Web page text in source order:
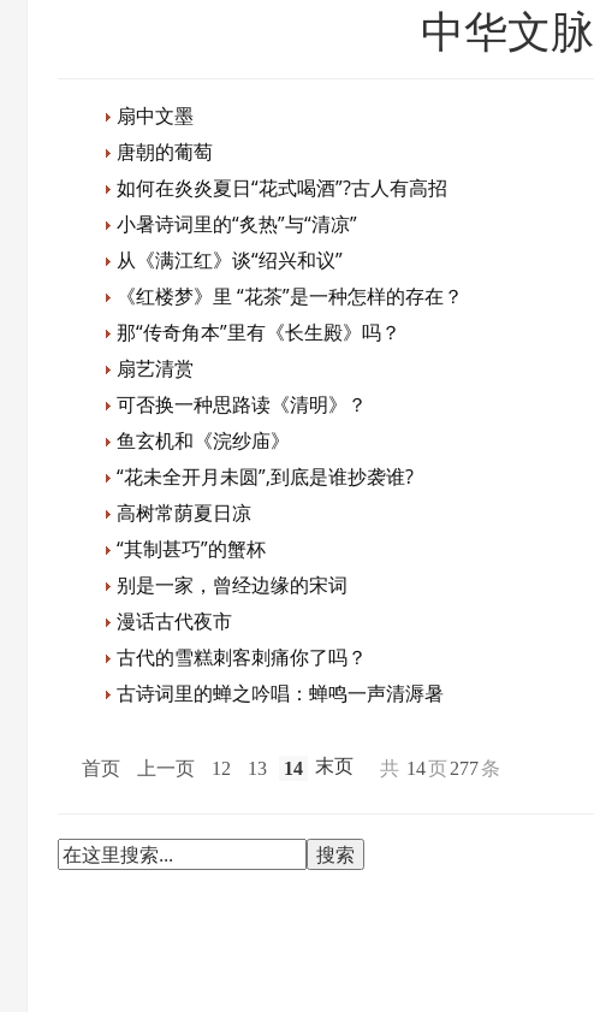
中华文
扇中文墨
唐朝的葡萄
如何在炎炎夏日“花式喝酒”?古人有高招
小暑诗词里的“炙热”与“清凉”
从《满江红》谈“绍兴和议”
《红楼梦》里 “花茶”是一种怎样的存在？
那“传奇角本”里有《长生殿》吗？
扇艺清赏
可否换一种思路读《清明》？
鱼玄机和《浣纱庙》
“花未全开月未圆”,到底是谁抄袭谁?
高树常荫夏日凉
“其制甚巧”的蟹杯
别是一家，曾经边缘的宋词
漫话古代夜市
古代的雪糕刺客刺痛你了吗？
古诗词里的蝉之吟唱：蝉鸣一声清溽暑
首页 上一页 12 13 14 末页 共 14页277条